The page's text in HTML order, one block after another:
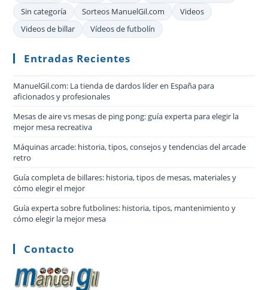
Sin categoría
Sorteos ManuelGil.com
Videos
Videos de billar
Vídeos de futbolín
Entradas Recientes
ManuelGil.com: La tienda de dardos líder en España para
aficionados y profesionales
Mesas de aire vs mesas de ping pong: guía experta para elegir la
mejor mesa recreativa
Máquinas arcade: historia, tipos, consejos y tendencias del arcade
retro
Guía completa de billares: historia, tipos de mesas, materiales y
cómo elegir el mejor
Guía experta sobre futbolines: historia, tipos, mantenimiento y
cómo elegir la mejor mesa
Contacto